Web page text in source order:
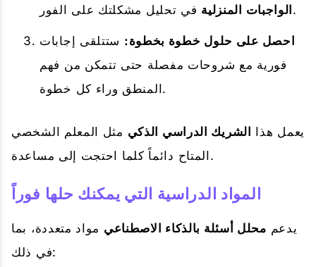
الواجبات المنزلية في تحليل مشكلتك على الفور.
احصل على حلول خطوة بخطوة: ستتلقى إجابات
فورية مع شروحات مفصلة حتى تتمكن من فهم
المنطق وراء كل خطوة.
يعمل هذا الشريك الدراسي الذكي مثل المعلم الشخصي
المتاح دائماً كلما احتجت إلى مساعدة.
المواد الدراسية التي يمكنك حلها فوراً
يدعم محلل أسئلة بالذكاء الاصطناعي مواد متعددة، بما
في ذلك: